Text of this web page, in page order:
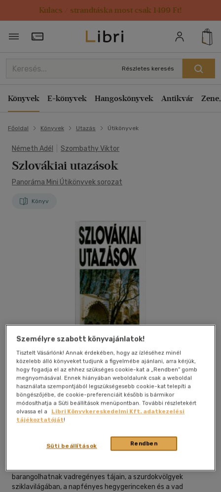
Kulacs / strandtáska most csak 1499 Ft!
Törzsvásárlói Kártya adatai
Részletes keresés
Könyvek E-könyvek Hangoskönyvek Antikvár
Főoldal Könyvek Utazás Útikönyvek
Németh Adél Szombathy Viktor
Szlovákiai utazások
Panoráma Mini Útikönyvek sorozat
Könyv
Kívánságlistához adom Megosztom
Medicina Könyvkiadó Zrt.
|280 oldal
barangolhatnak vadregényes tájain, a szurdokvölgyek
sziklavilágában, a napfényes hegygerinceken és a vad
Személyre szabott könyvajánlatok!
Tisztelt Vásárlónk! Annak érdekében, hogy az ízléséhez minél
közelebb álló könyveket tudjunk a figyelmébe ajánlani, arra kérjük,
hogy fogadja el az ehhez szükséges cookie-kat a „Rendben” gomb
megnyomásával. Ennek hiányában weboldalunk csak a weboldal
használata szempontjából legszükségesebb cookie-kat telepíti a
böngészőjébe, de cookie-preferenciáit később is bármikor
módosíthatja a Süti beállítások menüpontban. További részletekért
olvassa el a
Libri Könyvkereskedelmi Kft. adatkezelési
tájékoztatóját!
Rendben
Süti beállítások